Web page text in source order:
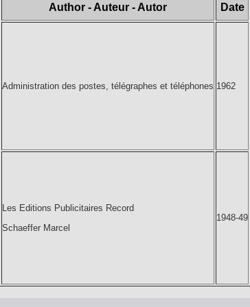
Author - Auteur - Autor Date
Administration des postes, télégraphes et téléphones 1962
Les Editions Publicitaires Record
Schaeffer Marcel
1948-49